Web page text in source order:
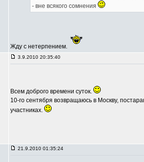
- вне всякого сомнения
Жду с нетерпением.
3.9.2010 20:35:40
Всем доброго времени суток.
10-го сентября возвращаюсь в Москву,
участниках.
21.9.2010 01:35:24